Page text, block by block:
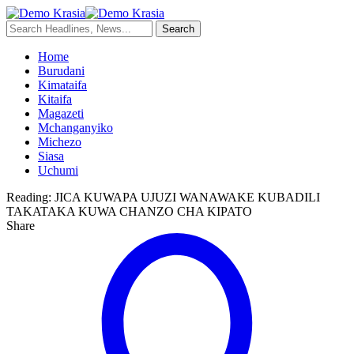
Home
Burudani
Kimataifa
Kitaifa
Magazeti
Mchanganyiko
Michezo
Siasa
Uchumi
Reading: JICA KUWAPA UJUZI WANAWAKE KUBADILI
TAKATAKA KUWA CHANZO CHA KIPATO
Share